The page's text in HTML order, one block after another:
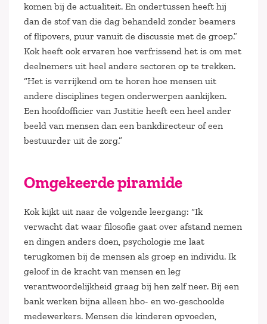
komen bij de actualiteit. En ondertussen heeft hij
dan de stof van die dag behandeld zonder beamers
of flipovers, puur vanuit de discussie met de groep.”
Kok heeft ook ervaren hoe verfrissend het is om met
deelnemers uit heel andere sectoren op te trekken.
“Het is verrijkend om te horen hoe mensen uit
andere disciplines tegen onderwerpen aankijken.
Een hoofdofficier van Justitie heeft een heel ander
beeld van mensen dan een bankdirecteur of een
bestuurder uit de zorg.”
Omgekeerde piramide
Kok kijkt uit naar de volgende leergang: “Ik
verwacht dat waar filosofie gaat over afstand nemen
en dingen anders doen, psychologie me laat
terugkomen bij de mensen als groep en individu. Ik
geloof in de kracht van mensen en leg
verantwoordelijkheid graag bij hen zelf neer. Bij een
bank werken bijna alleen hbo- en wo-geschoolde
medewerkers. Mensen die kinderen opvoeden,